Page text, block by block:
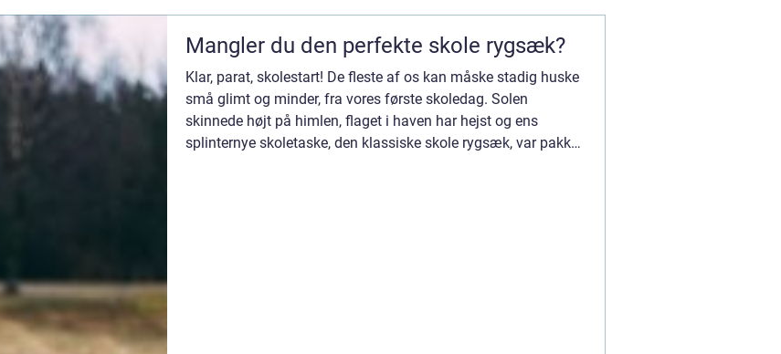
Mangler du den perfekte skole rygsæk?
Klar, parat, skolestart! De fleste af os kan måske stadig huske
små glimt og minder, fra vores første skoledag. Solen
skinnede højt på himlen, flaget i haven har hejst og ens
splinternye skoletaske, den klassiske skole rygsæk, var pakket